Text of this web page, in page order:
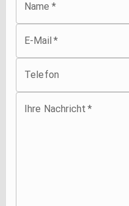
Name *
E-Mail *
Telefon
Ihre Nachricht *